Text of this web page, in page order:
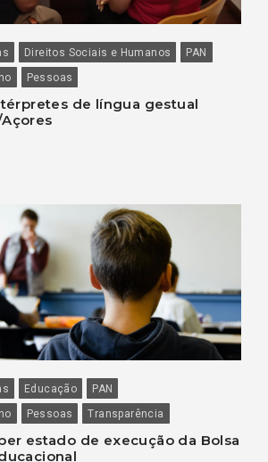
Direitos Sociais e Humanos
PAN
Pessoas
de língua gestual
Educação
PAN
Pessoas Transparência
estado de execução da Bolsa